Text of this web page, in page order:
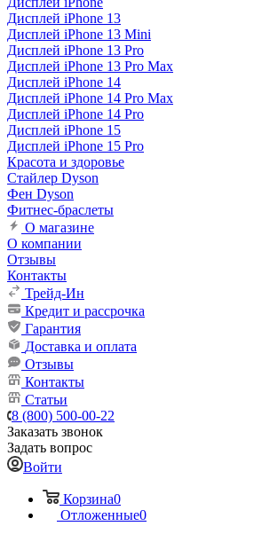
Дисплей iPhone 13
Дисплей iPhone 13 Mini
Дисплей iPhone 13 Pro
Дисплей iPhone 13 Pro Max
Дисплей iPhone 14
Дисплей iPhone 14 Pro Max
Дисплей iPhone 14 Pro
Дисплей iPhone 15
Дисплей iPhone 15 Pro
Красота и здоровье
Стайлер Dyson
Фен Dyson
Фитнес-браслеты
О магазине
О компании
Отзывы
Контакты
Трейд-Ин
Кредит и рассрочка
Гарантия
Доставка и оплата
Отзывы
Контакты
Статьи
8 (800) 500-00-22
Заказать звонок
Задать вопрос
Войти
Корзина0
Отложенные0